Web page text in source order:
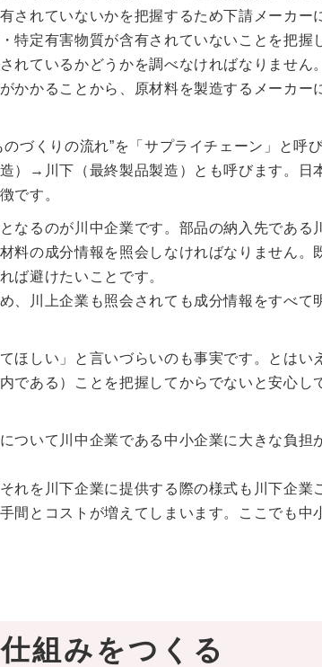
されていないかを把握するため下請メーカー
特定有害物質が含有されていないことを把握
れているかどうかを調べなければなりません
かかることから、原材料を製造するメーカー
くりの流れ”を「サプライチェーン」と呼び
）→川下（最終製品製造）とも呼びます。日
です。
なるのが川中企業です。部品の納入先である
料の成分情報を照会しなければなりません。
ば避けたいことです。
、川上企業も照会されても成分情報をすべて
ほしい」と言いづらいのも事実です。とはい
である）ことを把握してからでないと安心し
ついて川中企業である中小企業に大きな負担
れを川下企業に提供する際の様式も川下企業
間とコストが増えてしまいます。ここでも中
組みをつくる